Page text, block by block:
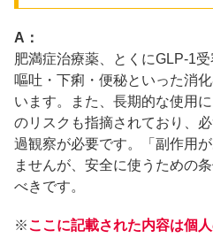
A：
肥満症治療薬、とくにGLP-1
嘔吐・下痢・便秘といった消
います。また、長期的な使用
のリスクも指摘されており、
過観察が必要です。「副作用
ませんが、安全に使うための
べきです。
※ここに記載された内容は個